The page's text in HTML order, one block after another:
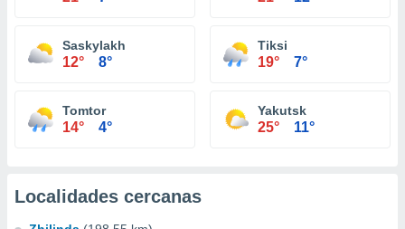
Saskylakh
12° 8°
Tiksi
19° 7°
Tomtor
14° 4°
Yakutsk
25° 11°
Localidades cercanas